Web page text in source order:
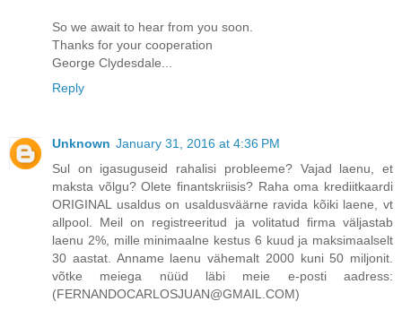
So we await to hear from you soon.
Thanks for your cooperation
George Clydesdale...
Reply
Unknown January 31, 2016 at 4:36 PM
Sul on igasuguseid rahalisi probleeme? Vajad laenu, et
maksta võlgu? Olete finantskriisis? Raha oma krediitkaardi
ORIGINAL usaldus on usaldusväärne ravida kõiki laene, vt
allpool. Meil on registreeritud ja volitatud firma väljastab
laenu 2%, mille minimaalne kestus 6 kuud ja maksimaalselt
30 aastat. Anname laenu vähemalt 2000 kuni 50 miljonit.
võtke meiega nüüd läbi meie e-posti aadress:
(FERNANDOCARLOSJUAN@GMAIL.COM)